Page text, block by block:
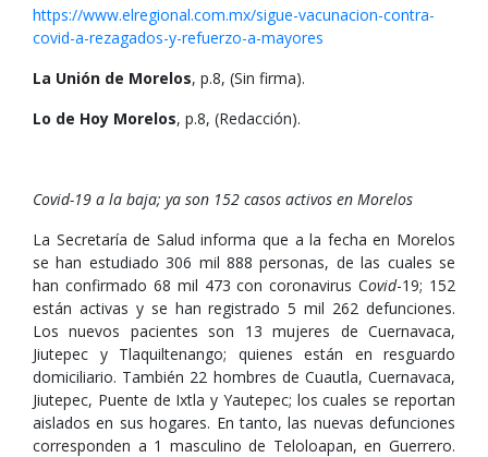
https://www.elregional.com.mx/sigue-vacunacion-contra-
covid-a-rezagados-y-refuerzo-a-mayores
La Unión de Morelos, p.8, (Sin firma).
Lo de Hoy Morelos, p.8, (Redacción).
Covid-19 a la baja; ya son 152 casos activos en Morelos
La Secretaría de Salud informa que a la fecha en Morelos
se han estudiado 306 mil 888 personas, de las cuales se
han confirmado 68 mil 473 con coronavirus Covid-19; 152
están activas y se han registrado 5 mil 262 defunciones.
Los nuevos pacientes son 13 mujeres de Cuernavaca,
Jiutepec y Tlaquiltenango; quienes están en resguardo
domiciliario. También 22 hombres de Cuautla, Cuernavaca,
Jiutepec, Puente de Ixtla y Yautepec; los cuales se reportan
aislados en sus hogares. En tanto, las nuevas defunciones
corresponden a 1 masculino de Teloloapan, en Guerrero.